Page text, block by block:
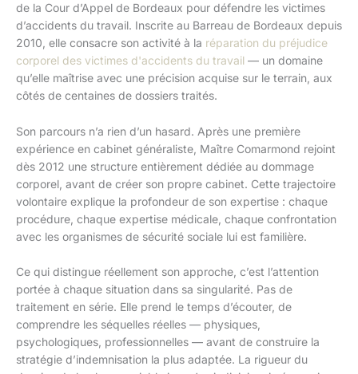
de la Cour d’Appel de Bordeaux pour défendre les victimes
d’accidents du travail. Inscrite au Barreau de Bordeaux depuis
2010, elle consacre son activité à la réparation du préjudice
corporel des victimes d'accidents du travail — un domaine
qu’elle maîtrise avec une précision acquise sur le terrain, aux
côtés de centaines de dossiers traités.
Son parcours n’a rien d’un hasard. Après une première
expérience en cabinet généraliste, Maître Comarmond rejoint
dès 2012 une structure entièrement dédiée au dommage
corporel, avant de créer son propre cabinet. Cette trajectoire
volontaire explique la profondeur de son expertise : chaque
procédure, chaque expertise médicale, chaque confrontation
avec les organismes de sécurité sociale lui est familière.
Ce qui distingue réellement son approche, c’est l’attention
portée à chaque situation dans sa singularité. Pas de
traitement en série. Elle prend le temps d’écouter, de
comprendre les séquelles réelles — physiques,
psychologiques, professionnelles — avant de construire la
stratégie d’indemnisation la plus adaptée. La rigueur du